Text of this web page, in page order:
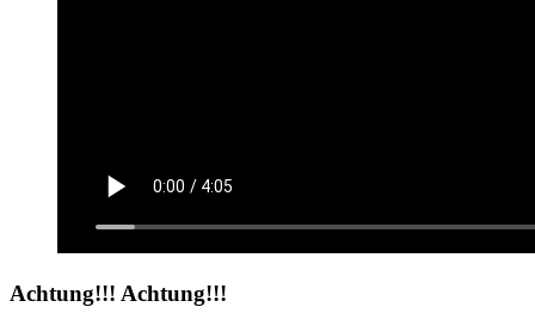
Achtung!!! Achtung!!!